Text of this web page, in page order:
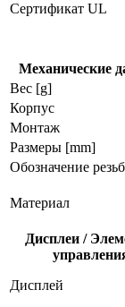
Сертификат UL
Механические
Вес [g]
Корпус
Монтаж
Размеры [mm]
Обозначение
Материал
Дисплеи /
Дисплей